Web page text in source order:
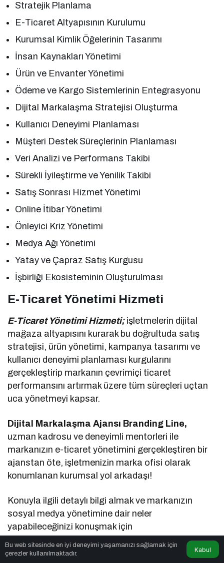
Stratejik Planlama
E-Ticaret Altyapısının Kurulumu
Kurumsal Kimlik Öğelerinin Tasarımı
İnsan Kaynakları Yönetimi
Ürün ve Envanter Yönetimi
Ödeme ve Kargo Sistemlerinin Entegrasyonu
Dijital Markalaşma Stratejisi Oluşturma
Kullanıcı Deneyimi Planlaması
Müşteri Destek Süreçlerinin Planlaması
Veri Analizi ve Performans Takibi
Sürekli İyileştirme ve Yenilik Takibi
Satış Sonrası Hizmet Yönetimi
Online İtibar Yönetimi
Önleyici Kriz Yönetimi
Medya Ağı Yönetimi
Yatay ve Çapraz Satış Kurgusu
İşbirliği Ekosisteminin Oluşturulması
E-Ticaret Yönetimi Hizmeti
E-Ticaret Yönetimi Hizmeti;işletmelerin dijital
mağaza altyapısını kurarak bu doğrultuda satış
stratejisi, ürün yönetimi, kampanya tasarımı ve
kullanıcı deneyimi planlaması kurgularını
gerçekleştirip markanın çevrimiçi ticaret
performansını artırmak üzere tüm süreçleri uçtan
uca yönetmeyi kapsar.
Dijital Markalaşma Ajansı Branding Line,
uzman kadrosu ve deneyimli mentorleri ile
markanızın e-ticaret yönetimini gerçekleştiren bir
ajanstan öte, işletmenizin marka ofisi olarak
konumlanan kurumsal yol arkadaşı!
Konuyla ilgili detaylı bilgi almak ve markanızın
sosyal medya yönetimine dair neler
yapabileceğinizi konuşmak için
adresini ziyaret
edebilirsiniz.
Bu web sitesinde en iyi deneyimi yaşamanızı sağlamak için
çerezler kullanılmaktadır.
Kabul